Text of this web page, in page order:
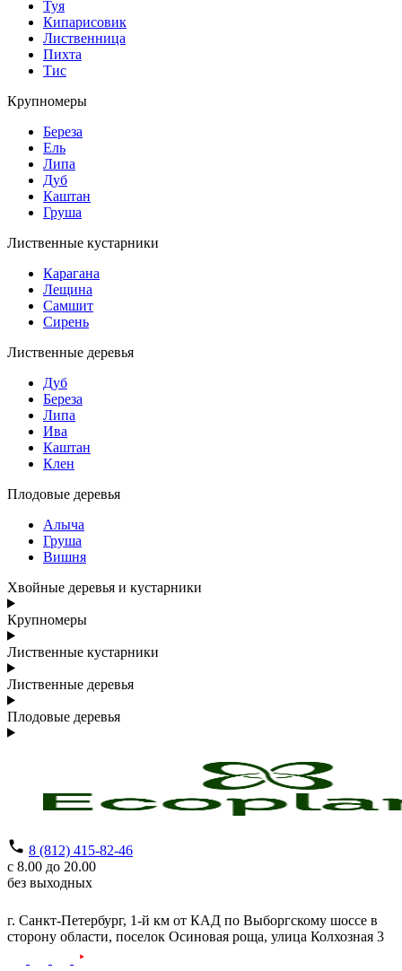
Туя
Кипарисовик
Лиственница
Пихта
Тис
Крупномеры
Береза
Ель
Липа
Дуб
Каштан
Груша
Лиственные кустарники
Карагана
Лещина
Самшит
Сирень
Лиственные деревья
Дуб
Береза
Липа
Ива
Каштан
Клен
Плодовые деревья
Алыча
Груша
Вишня
Хвойные деревья и кустарники
Крупномеры
Лиственные кустарники
Лиственные деревья
Плодовые деревья
8 (812) 415-82-46
с 8.00 до 20.00
без выходных
г. Санкт-Петербург, 1-й км от КАД по Выборгскому шоссе в
сторону области, поселок Осиновая роща, улица Колхозная 3